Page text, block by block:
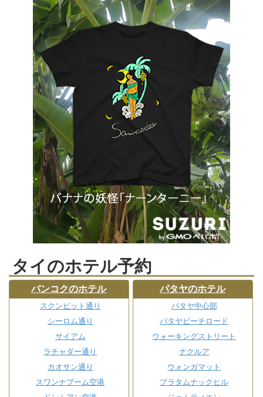
タイのホテル予約
バンコクのホテル
スクンビット通り
シーロム通り
サイアム
ラチャダー通り
カオサン通り
スワンナプーム空港
パタヤのホテル
パタヤ中心部
パタヤビーチロード
ウォーキングストリート
ナクルア
ウォンガマット
プラタムナックヒル